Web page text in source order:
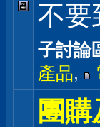
不要
子討論
產品,
團